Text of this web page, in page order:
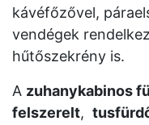
kávéfőzővel,
vendégek
hűtőszekrény is.
A zuhanykabinos
felszerelt,